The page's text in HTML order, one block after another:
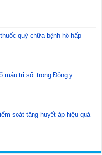
quý chữa bệnh hô hấp
máu trị sốt trong Đông y
soát tăng huyết áp hiệu quả